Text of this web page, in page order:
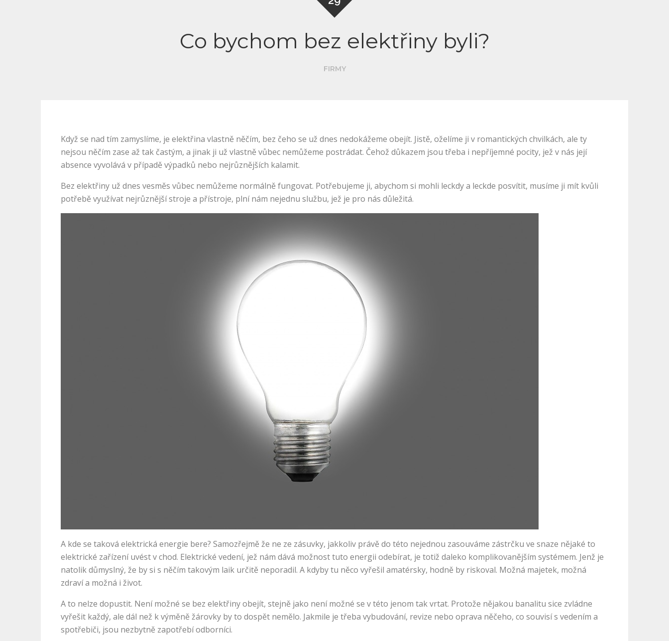
Co bychom bez elektřiny byli?
FIRMY
Když se nad tím zamyslíme, je elektřina vlastně něčím, bez čeho se už dnes nedokážeme obejít. Jistě, oželíme ji v romantických chvilkách, ale ty
nejsou něčím zase až tak častým, a jinak ji už vlastně vůbec nemůžeme postrádat. Čehož důkazem jsou třeba i nepříjemné pocity, jež v nás její
absence vyvolává v případě výpadků nebo nejrůznějších kalamit.
Bez elektřiny už dnes vesměs vůbec nemůžeme normálně fungovat. Potřebujeme ji, abychom si mohli leckdy a leckde posvítit, musíme ji mít kvůli
potřebě využívat nejrůznější stroje a přístroje, plní nám nejednu službu, jež je pro nás důležitá.
A kde se taková elektrická energie bere? Samozřejmě že ne ze zásuvky, jakkoliv právě do této nejednou zasouváme zástrčku ve snaze nějaké to
elektrické zařízení uvést v chod. Elektrické vedení, jež nám dává možnost tuto energii odebírat, je totiž daleko komplikovanějším systémem. Jenž je
natolik důmyslný, že by si s něčím takovým laik určitě neporadil. A kdyby tu něco vyřešil amatérsky, hodně by riskoval. Možná majetek, možná
zdraví a možná i život.
A to nelze dopustit. Není možné se bez elektřiny obejít, stejně jako není možné se v této jenom tak vrtat. Protože nějakou banalitu sice zvládne
vyřešit každý, ale dál než k výměně žárovky by to dospět nemělo. Jakmile je třeba vybudování, revize nebo oprava něčeho, co souvisí s vedením a
spotřebiči, jsou nezbytně zapotřebí odborníci.